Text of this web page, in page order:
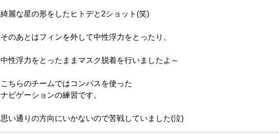
綺麗な星の形をしたヒトデと2ショット(笑)
そのあとはフィンを外して中性浮力をとったり、
中性浮力をとったままマスク脱着を行いましたよ～
こちらのチームではコンパスを使った
ナビゲーションの練習です。
思い通りの方向にいかないので苦戦していました(泣)